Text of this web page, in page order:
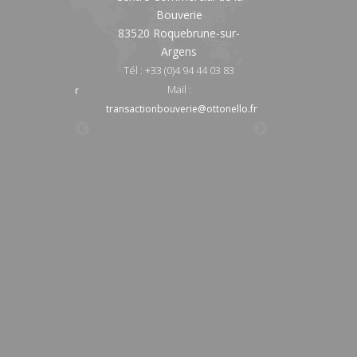
Bouverie
83520 Roquebrune-sur-
Argens
Tél : +33 (0)4 94 44 03 83
Mail :
transactionbouverie@ottonello.fr